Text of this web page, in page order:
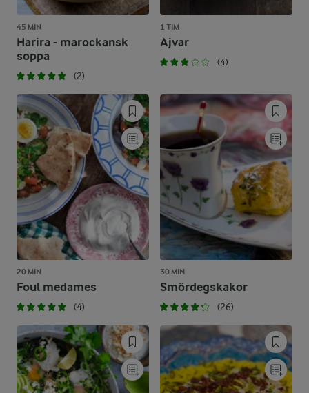
45 MIN
Harira - marockansk
soppa
(2)
1 TIM
Ajvar
(4)
20 MIN
Foul medames
(4)
30 MIN
Smördegskakor
(26)